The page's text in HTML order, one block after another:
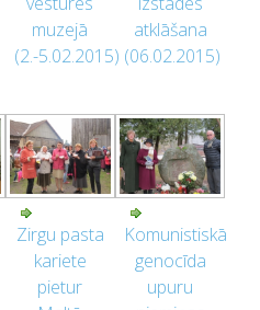
muzejā
(2.-5.02.2015)
atklāšana
(06.02.2015)
Zirgu pasta
kariete
pietur
Komunistiskā
genocīda
upuru